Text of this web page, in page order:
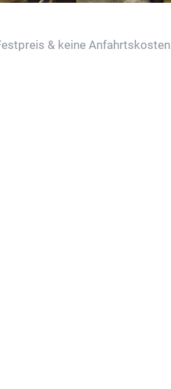
& keine Anfahrtskosten